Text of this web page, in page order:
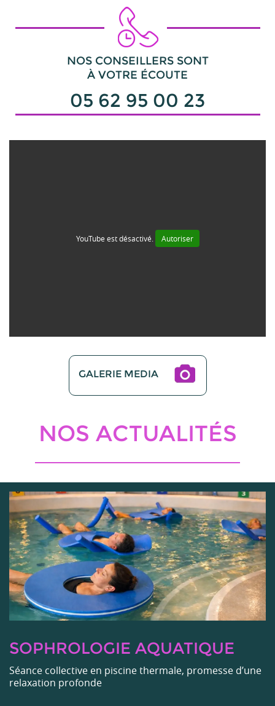
NOS CONSEILLERS SONT
À VOTRE ÉCOUTE
05 62 95 00 23
YouTube est désactivé. Autoriser
GALERIE MEDIA
NOS ACTUALITÉS
SOPHROLOGIE AQUATIQUE
Séance collective en piscine thermale, promesse d’une
relaxation profonde